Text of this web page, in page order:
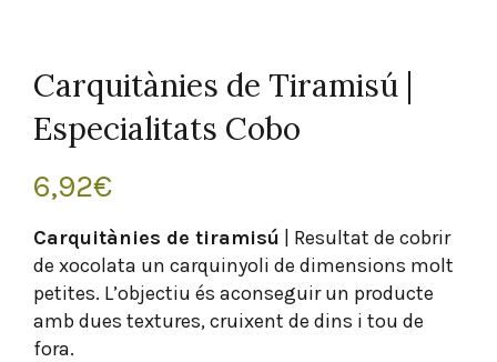
Carquitànies de Tiramisú |
Especialitats Cobo
6,92€
Carquitànies de tiramisú | Resultat de cobrir
de xocolata un carquinyoli de dimensions molt
petites. L’objectiu és aconseguir un producte
amb dues textures, cruixent de dins i tou de
fora.